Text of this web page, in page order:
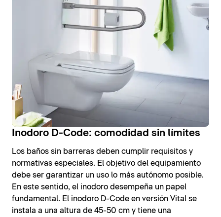
Inodoro D-Code: comodidad sin límites
Los baños sin barreras deben cumplir requisitos y
normativas especiales. El objetivo del equipamiento
debe ser garantizar un uso lo más autónomo posible.
En este sentido, el inodoro desempeña un papel
fundamental. El inodoro D-Code en versión Vital se
instala a una altura de 45-50 cm y tiene una